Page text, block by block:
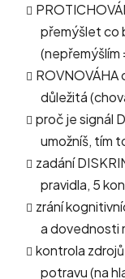
přemýšlet co
(nepřemýšlím
důležitá
proč je signál
umožníš, tím
zadání
pravidla, 5
zrání
a dovednosti
kontrola
potravu (na